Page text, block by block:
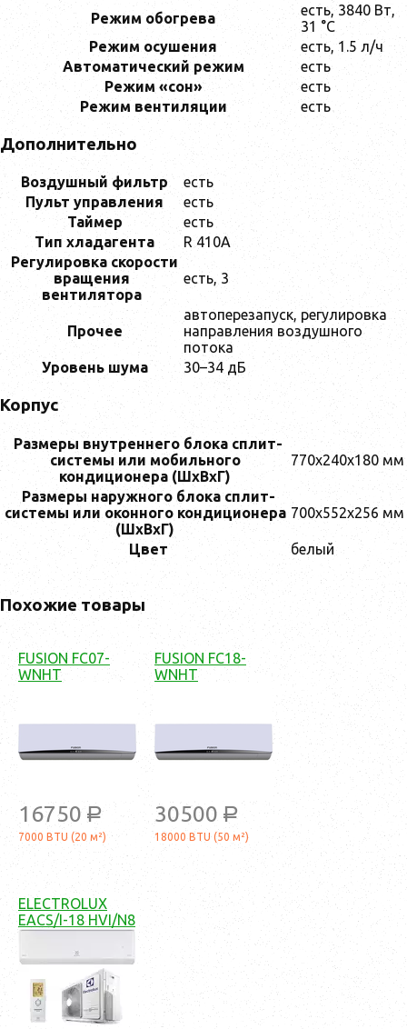
Режим обогрева
есть, 3840 Вт,
31 °C
Режим осушения
есть, 1.5 л/ч
Автоматический режим
есть
Режим «сон»
есть
Режим вентиляции
есть
Дополнительно
Воздушный фильтр
есть
Пульт управления
есть
Таймер
есть
Тип хладагента
R 410A
Регулировка скорости
вращения
вентилятора
есть, 3
Прочее
автоперезапуск, регулировка
направления воздушного
потока
Уровень шума
30–34 дБ
Корпус
Размеры внутреннего блока сплит-
системы или мобильного
кондиционера (ШxВxГ)
770x240x180 мм
Размеры наружного блока сплит-
системы или оконного кондиционера
(ШxВxГ)
700x552x256 мм
Цвет белый
Похожие товары
FUSION FC07-
WNHT
16750 a
7000 BTU (20 м²)
FUSION FC18-
WNHT
30500 a
18000 BTU (50 м²)
ELECTROLUX
EACS/I-18 HVI/N8